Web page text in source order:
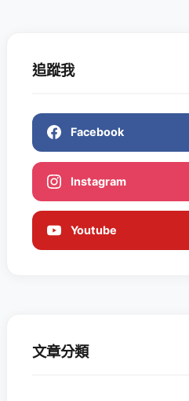
追蹤我
Facebook
Instagram
Youtube
文章分類